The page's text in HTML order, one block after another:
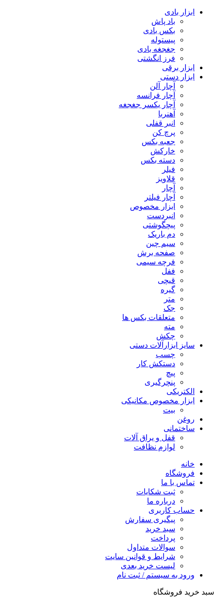
ابزار بادی
باد پاش
بکس بادی
پیستوله
جغجغه بادی
فرز انگشتی
ابزار برقی
ابزار دستی
آچار آلن
آچار فرانسه
آچار یکسر جغجغه
آهنربا
انبر قفلی
پرچ کن
جعبه بکس
خارکش
دسته بکس
فیلر
قلاویز
آچار
آچار فیلتر
ابزار مخصوص
انبردست
پیچگوشتی
دم باریک
سیم چین
صفحه برش
فرچه سیمی
ففل
قیچی
گیره
متر
جک
متعلقات بکس ها
مته
چکش
سایز ابزارآلات دستی
چسب
دستکش کار
پیچ
پنچرگیری
الکتریکی
ابزار مخصوص مکانیکی
بیت
روغن
ساختمانی
قفل و یراق آلات
لوازم نظافت
خانه
فروشگاه
تماس با ما
ثبت شکایات
درباره ما
حساب کاربری
پیگیری سفارش
سبد خرید
پرداخت
سوالات متداول
شرایط و قوانین سایت
لیست خرید بعدی
ورود به سیستم / ثبت نام
سبد خرید فروشگاه